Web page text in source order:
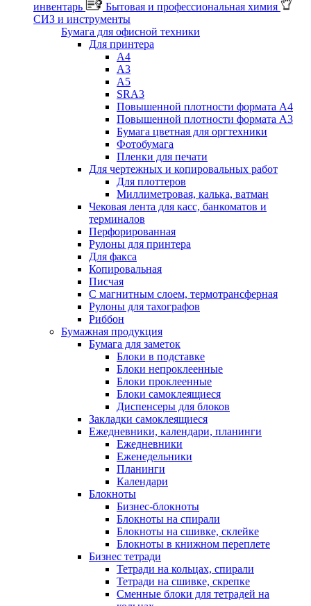
инвентарь
Бытовая и профессиональная химия
СИЗ и инструменты
Бумага для офисной техники
Для принтера
А4
А3
А5
SRA3
Повышенной плотности формата А4
Повышенной плотности формата А3
Бумага цветная для оргтехники
Фотобумага
Пленки для печати
Для чертежных и копировальных работ
Для плоттеров
Миллиметровая, калька, ватман
Чековая лента для касс, банкоматов и
терминалов
Перфорированная
Рулоны для принтера
Для факса
Копировальная
Писчая
С магнитным слоем, термотрансферная
Рулоны для тахографов
Риббон
Бумажная продукция
Бумага для заметок
Блоки в подставке
Блоки непроклеенные
Блоки проклеенные
Блоки самоклеящиеся
Диспенсеры для блоков
Закладки самоклеящиеся
Ежедневники, календари, планинги
Ежедневники
Еженедельники
Планинги
Календари
Блокноты
Бизнес-блокноты
Блокноты на спирали
Блокноты на сшивке, склейке
Блокноты в книжном переплете
Бизнес тетради
Тетради на кольцах, спирали
Тетради на сшивке, скрепке
Сменные блоки для тетрадей на